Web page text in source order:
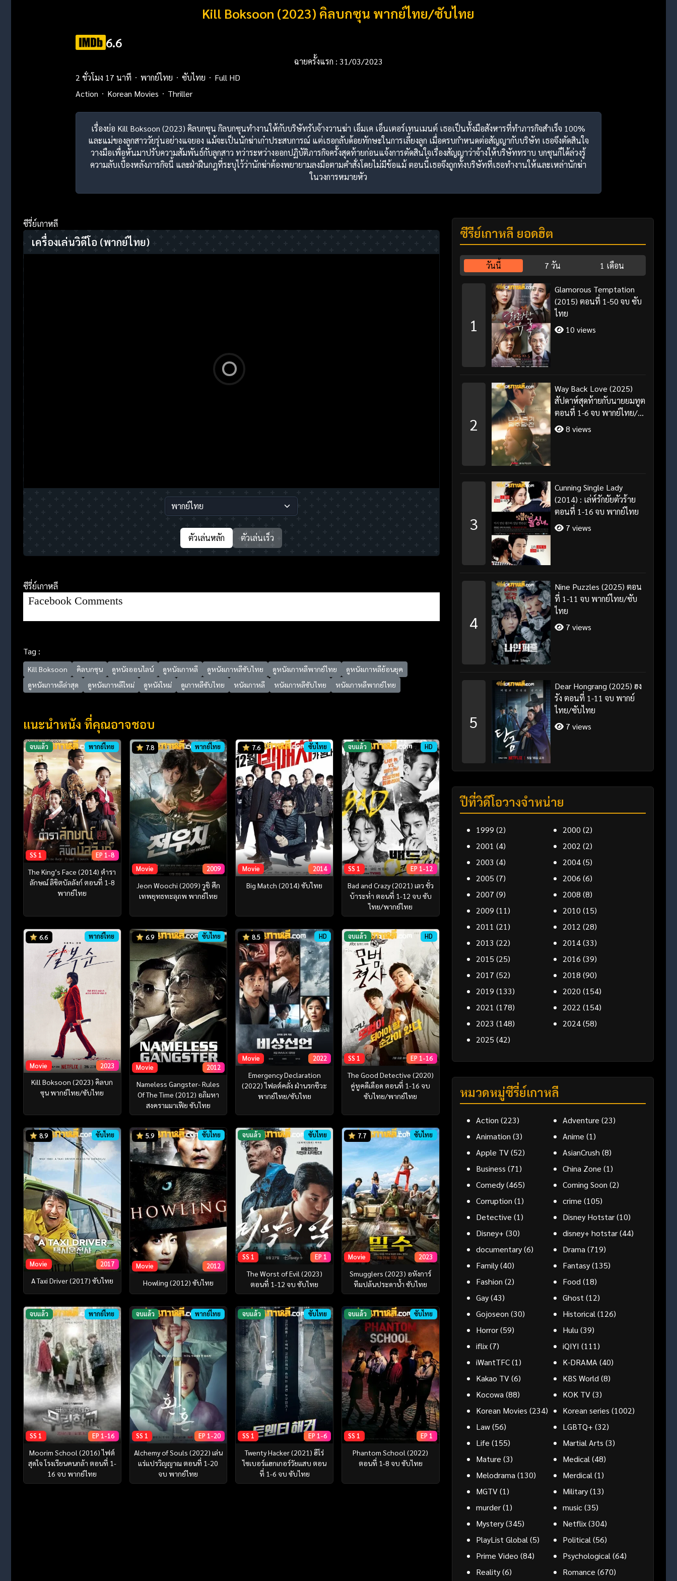
Kill Boksoon (2023) คิลบกซุน พากย์ไทย/ซับไทย
6.6
ฉายครั้งแรก : 31/03/2023
2 ชั่วโมง 17 นาที
พากย์ไทย ซับไทย
Full HD
Action
Korean Movies Thriller
เรื่องย่อ Kill Boksoon (2023) คิลบกซุน กิลบกซุนทำงานให้กับบริษัทรับจ้างวานฆ่า เอ็มเค เอ็นเตอร์เทนเมนต์ เธอเป็นทั้งมือสังหารที่ทำภารกิจสำเร็จ 100%
และแม่ของลูกสาววัยรุ่นอย่างแจยอง แม้จะเป็นนักฆ่าเก๋าประสบการณ์ แต่เธอกลับด้อยทักษะในการเลี้ยงลูก เมื่อครบกำหนดต่อสัญญากับบริษัท เธอจึงตัดสินใจ
วางมือเพื่อหันมาปรับความสัมพันธ์กับลูกสาว ทว่าระหว่างออกปฏิบัติภารกิจครั้งสุดท้ายก่อนแจ้งการตัดสินใจเรื่องสัญญาว่าจ้างให้บริษัททราบ บกซุนก็ได้ล่วงรู้
ความลับเบื้องหลังภารกิจนี้ และฝ่าฝืนกฎที่ระบุไว้ว่านักฆ่าต้องพยายามลงมือตามคำสั่งโดยไม่มีข้อแม้ ตอนนี้เธอจึงถูกทั้งบริษัทที่เธอทำงานให้และเหล่านักฆ่า
ในวงการหมายหัว
ซีรี่ย์เกาหลี
เครื่องเล่นวิดีโอ (พากย์ไทย)
ตัวเล่นหลัก ตัวเล่นเร็ว
ซีรี่ย์เกาหลี
Facebook Comments
Tag :
Kill Boksoon คิลบกซุน ดูหนังออนไลน์ ดูหนังเกาหลี ดูหนังเกาหลีซับไทย ดูหนังเกาหลีพากย์ไทย
ดูหนังเกาหลีย้อนยุค
ดูหนังเกาหลีล่าสุด
ดูหนังเกาหลีใหม่ ดูหนังใหม่ ดูเกาหลีซับไทย หนังเกาหลี หนังเกาหลีซับไทย หนังเกาหลีพากย์ไทย
แนะนำหนัง ที่คุณอาจชอบ
จบแล้ว พากย์ไทย
SS 1 EP 1-8
The King’s Face (2014) ตำรา
ลักษณ์ ลิขิตบัลลังก์ ตอนที่ 1-8
พากย์ไทย
7.8 พากย์ไทย
Movie 2009
Jeon Woochi (2009) วูชิ ศึก
เทพยุทธทะลุภพ พากย์ไทย
7.6 ซับไทย
Movie 2014
Big Match (2014) ซับไทย
จบแล้ว HD
SS 1 EP 1-12
Bad and Crazy (2021) เลว ชั่ว
บ้าระห่ำ ตอนที่ 1-12 จบ ซับ
ไทย/พากย์ไทย
6.6 พากย์ไทย
Movie 2023
Kill Boksoon (2023) คิลบก
ซุน พากย์ไทย/ซับไทย
6.9 ซับไทย
Movie 2012
Nameless Gangster- Rules
Of The Time (2012) อภิมหา
สงครามมาเฟีย ซับไทย
8.5 HD
Movie 2022
Emergency Declaration
(2022) ไฟลต์คลั่ง ฝ่านรกชีวะ
พากย์ไทย/ซับไทย
จบแล้ว HD
SS 1 EP 1-16
The Good Detective (2020)
คู่หูคดีเดือด ตอนที่ 1-16 จบ
ซับไทย/พากย์ไทย
8.9 ซับไทย
Movie 2017
A Taxi Driver (2017) ซับไทย
5.9 ซับไทย
Movie 2012
Howling (2012) ซับไทย
จบแล้ว ซับไทย
SS 1 EP 1
The Worst of Evil (2023)
ตอนที่ 1-12 จบ ซับไทย
7.7 ซับไทย
Movie 2023
Smugglers (2023) อหังการ์
ทีมปล้นประดาน้ำ ซับไทย
จบแล้ว พากย์ไทย
SS 1 EP 1-16
Moorim School (2016) ไฟต์
สุดใจ โรงเรียนคนกล้า ตอนที่ 1-
16 จบ พากย์ไทย
จบแล้ว พากย์ไทย
SS 1 EP 1-20
Alchemy of Souls (2022) เล่น
แร่แปรวิญญาณ ตอนที่ 1-20
จบ พากย์ไทย
จบแล้ว ซับไทย
SS 1 EP 1-6
Twenty Hacker (2021) ฮีโร่
ไซเบอร์แฮกเกอร์วัยแสบ ตอน
ที่ 1-6 จบ ซับไทย
จบแล้ว ซับไทย
SS 1 EP 1
Phantom School (2022)
ตอนที่ 1-8 จบ ซับไทย
ซีรี่ย์เกาหลี ยอดฮิต
วันนี้ 7 วัน 1 เดือน
1
Glamorous Temptation
(2015) ตอนที่ 1-50 จบ ซับ
ไทย
10 views
2
Way Back Love (2025)
สัปดาห์สุดท้ายกับนายยมทูต
ตอนที่ 1-6 จบ พากย์ไทย/
ซับไทย8 views
3
Cunning Single Lady
(2014) : เล่ห์รักยัยตัวร้าย
ตอนที่ 1-16 จบ พากย์ไทย
7 views
4
Nine Puzzles (2025) ตอน
ที่ 1-11 จบ พากย์ไทย/ซับ
ไทย
7 views
5
Dear Hongrang (2025) ฮง
รัง ตอนที่ 1-11 จบ พากย์
ไทย/ซับไทย
7 views
ปีที่วิดีโอวางจำหน่าย
1999 (2) 2000 (2)
2001 (4) 2002 (2)
2003 (4) 2004(5)
2005 (7) 2006 (6)
2007 (9) 2008 (8)
2009 (11) 2010 (15)
2011 (21) 2012 (28)
2013 (22) 2014(33)
2015 (25) 2016 (39)
2017 (52) 2018 (90)
2019 (133) 2020 (154)
2021 (178) 2022 (154)
2023 (148) 2024(58)
2025 (42)
หมวดหมู่ซีรี่ย์เกาหลี
Action (223) Adventure (23)
Animation (3) Anime (1)
Apple TV(52) AsianCrush (8)
Business (71) China Zone (1)
Comedy(465) Coming Soon (2)
Corruption (1) crime (105)
Detective (1) Disney Hotstar(10)
Disney+ (30) disney+ hotstar(44)
documentary(6) Drama(719)
Family(40) Fantasy(135)
Fashion (2) Food(18)
Gay(43) Ghost(12)
Gojoseon (30) Historical(126)
Horror(59) Hulu(39)
iflix(7) iQIYI (111)
iWantTFC(1) K-DRAMA(40)
Kakao TV(6) KBS World(8)
Kocowa(88) KOK TV(3)
Korean Movies (234) Korean series (1002)
Law(56) LGBTQ+ (32)
Life (155) Martial Arts (3)
Mature (3) Medical(48)
Melodrama(130) Merdical(1)
MGTV(1) Military(13)
murder(1) music(35)
Mystery(345) Netflix(304)
PlayList Global(5) Political(56)
Prime Video (84) Psychological(64)
Reality(6) Romance (670)